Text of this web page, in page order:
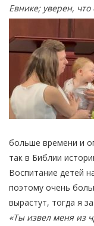
Евнике; уверен, что
больше времени и
так в Библии
Воспитание детей
поэтому очень
вырастут, тогда я
«Ты извел меня из